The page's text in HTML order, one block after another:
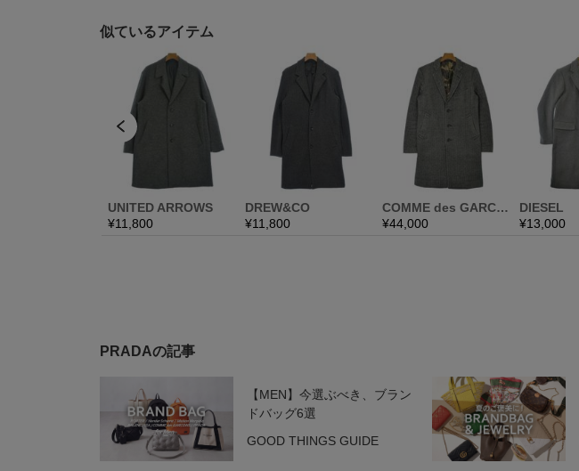
PRADAの記事
【MEN】今選ぶべき、ブラン
ドバッグ6選
GOOD THINGS GUIDE